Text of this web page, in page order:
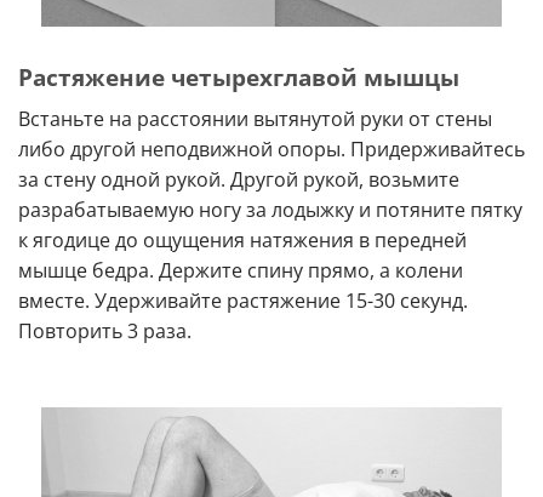
Растяжение четырехглавой мышцы
Встаньте на расстоянии вытянутой руки от стены
либо другой неподвижной опоры. Придерживайтесь
за стену одной рукой. Другой рукой, возьмите
разрабатываемую ногу за лодыжку и потяните пятку
к ягодице до ощущения натяжения в передней
мышце бедра. Держите спину прямо, а колени
вместе. Удерживайте растяжение 15-30 секунд.
Повторить 3 раза.